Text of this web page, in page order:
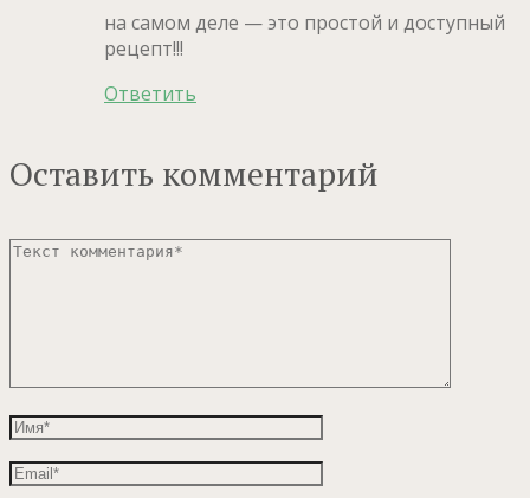
на самом деле — это простой и доступный
рецепт!!!
Ответить
Оставить комментарий